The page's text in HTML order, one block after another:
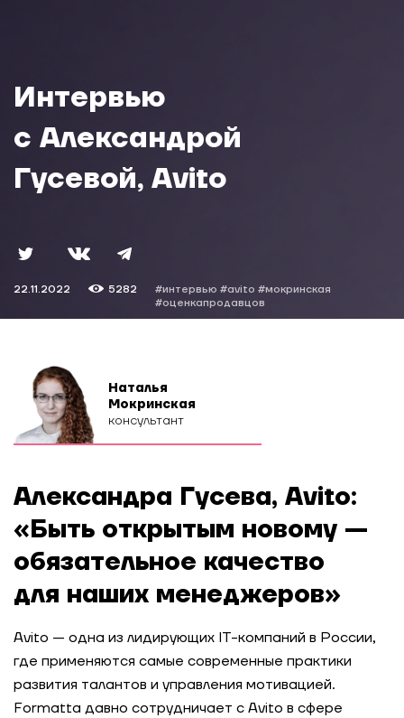
Интервью
с Александрой
Гусевой, Avito
22.11.2022 5282 #интервью #avito #мокринская
#оценкапродавцов
Наталья
Мокринская
консультант
Александра Гусева, Avito:
«Быть открытым новому —
обязательное качество
для наших менеджеров»
Avito — одна из лидирующих IT-компаний в России,
где применяются самые современные практики
развития талантов и управления мотивацией.
Formatta давно сотрудничает с Avito в сфере